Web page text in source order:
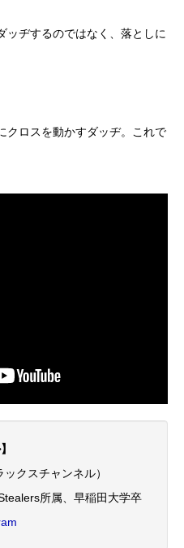
ッヂするのではなく、落としに
クロスを動かすダッヂ。これで
クスチャンネル）
所属、早稲田大学卒